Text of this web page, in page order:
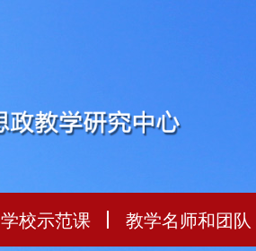
学校示范课 教学名师和团队